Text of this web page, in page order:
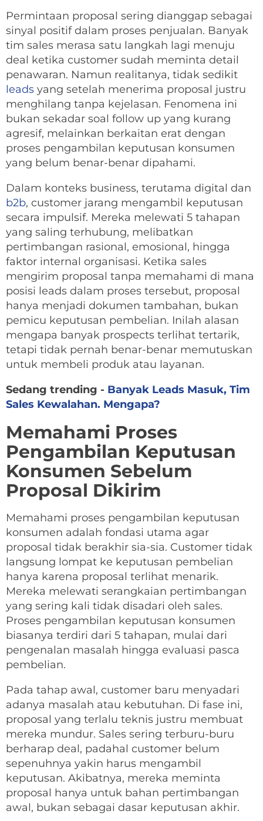
Permintaan proposal sering dianggap sebagai
sinyal positif dalam proses penjualan. Banyak
tim sales merasa satu langkah lagi menuju
deal ketika customer sudah meminta detail
penawaran. Namun realitanya, tidak sedikit
leads yang setelah menerima proposal justru
menghilang tanpa kejelasan. Fenomena ini
bukan sekadar soal follow up yang kurang
agresif, melainkan berkaitan erat dengan
proses pengambilan keputusan konsumen
yang belum benar-benar dipahami.
Dalam konteks business, terutama digital dan
b2b, customer jarang mengambil keputusan
secara impulsif. Mereka melewati 5 tahapan
yang saling terhubung, melibatkan
pertimbangan rasional, emosional, hingga
faktor internal organisasi. Ketika sales
mengirim proposal tanpa memahami di mana
posisi leads dalam proses tersebut, proposal
hanya menjadi dokumen tambahan, bukan
pemicu keputusan pembelian. Inilah alasan
mengapa banyak prospects terlihat tertarik,
tetapi tidak pernah benar-benar memutuskan
untuk membeli produk atau layanan.
Sedang trending - Banyak Leads Masuk, Tim
Sales Kewalahan. Mengapa?
Memahami Proses
Pengambilan Keputusan
Konsumen Sebelum
Proposal Dikirim
Memahami proses pengambilan keputusan
konsumen adalah fondasi utama agar
proposal tidak berakhir sia-sia. Customer tidak
langsung lompat ke keputusan pembelian
hanya karena proposal terlihat menarik.
Mereka melewati serangkaian pertimbangan
yang sering kali tidak disadari oleh sales.
Proses pengambilan keputusan konsumen
biasanya terdiri dari 5 tahapan, mulai dari
pengenalan masalah hingga evaluasi pasca
pembelian.
Pada tahap awal, customer baru menyadari
adanya masalah atau kebutuhan. Di fase ini,
proposal yang terlalu teknis justru membuat
mereka mundur. Sales sering terburu-buru
berharap deal, padahal customer belum
sepenuhnya yakin harus mengambil
keputusan. Akibatnya, mereka meminta
proposal hanya untuk bahan pertimbangan
awal, bukan sebagai dasar keputusan akhir.